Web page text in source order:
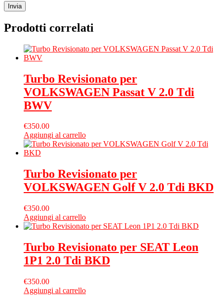
Prodotti correlati
Turbo Revisionato per
VOLKSWAGEN Passat V 2.0 Tdi
BWV
€350.00
Aggiungi al carrello
Turbo Revisionato per
VOLKSWAGEN Golf V 2.0 Tdi BKD
€350.00
Aggiungi al carrello
Turbo Revisionato per SEAT Leon
1P1 2.0 Tdi BKD
€350.00
Aggiungi al carrello